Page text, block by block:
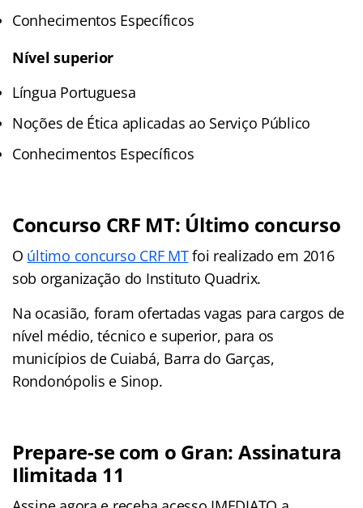
Conhecimentos Específicos
Nível superior
Língua Portuguesa
Noções de Ética aplicadas ao Serviço Público
Conhecimentos Específicos
Concurso CRF MT: Último concurso
O último concurso CRF MTfoi realizado em 2016
sob organização do Instituto Quadrix.
Na ocasião, foram ofertadas vagas para cargos de
nível médio, técnico e superior, para os
municípios de Cuiabá, Barra do Garças,
Rondonópolis e Sinop.
Prepare-se com o Gran: Assinatura
Ilimitada 11